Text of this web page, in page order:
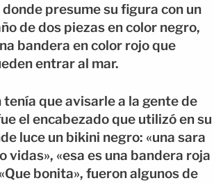
donde presume su figura con un
de dos piezas en color negro,
bandera en color rojo que
entrar al mar.
tenía que avisarle a la gente de
el encabezado que utilizó en su
luce un bikini negro: «una sara
vidas», «esa es una bandera roja
bonita», fueron algunos de